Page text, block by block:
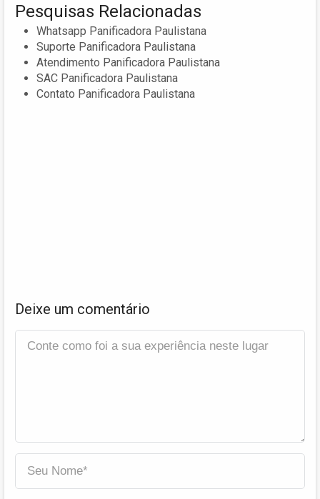
Pesquisas Relacionadas
Whatsapp Panificadora Paulistana
Suporte Panificadora Paulistana
Atendimento Panificadora Paulistana
SAC Panificadora Paulistana
Contato Panificadora Paulistana
Deixe um comentário